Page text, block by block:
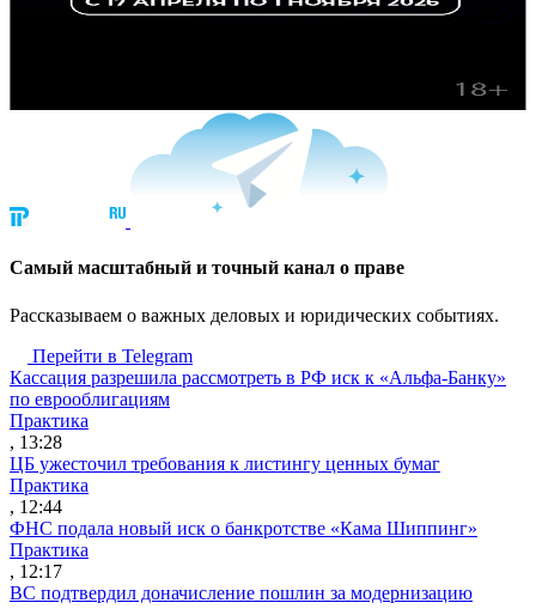
Cамый масштабный и точный канал о праве
Рассказываем о важных деловых и юридических событиях.
Перейти в Telegram
Кассация разрешила рассмотреть в РФ иск к «Альфа-Банку»
по еврооблигациям
Практика
, 13:28
ЦБ ужесточил требования к листингу ценных бумаг
Практика
, 12:44
ФНС подала новый иск о банкротстве «Кама Шиппинг»
Практика
, 12:17
ВС подтвердил доначисление пошлин за модернизацию